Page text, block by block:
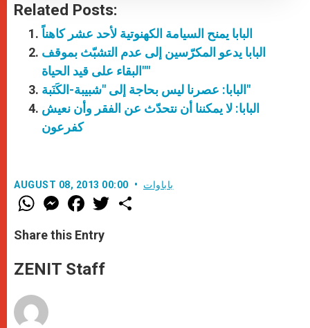
Related Posts:
البابا يمنح السيامة الكهنوتية لأحد عشر كاهناً
البابا يدعو المكرّسين إلى عدم التشبّث بموقف
"البقاء على قيد الحياة"
البابا: عصرنا ليس بحاجة إلى "شبيبة-الكَنَبة"
البابا: لا يمكننا أن نتحدّث عن الفقر وأن نعيش
كفرعون
AUGUST 08, 2013 00:00 باباوات
W
h
t
s
p
p
M
e
s
e
g
e
F
a
e
b
o
k
w
Share this Entry
ZENIT Staff